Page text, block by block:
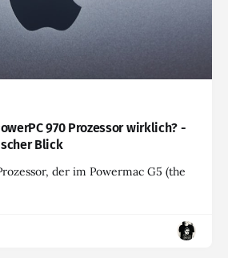
970 Prozessor wirklich? -
Blick
der im Powermac G5 (the